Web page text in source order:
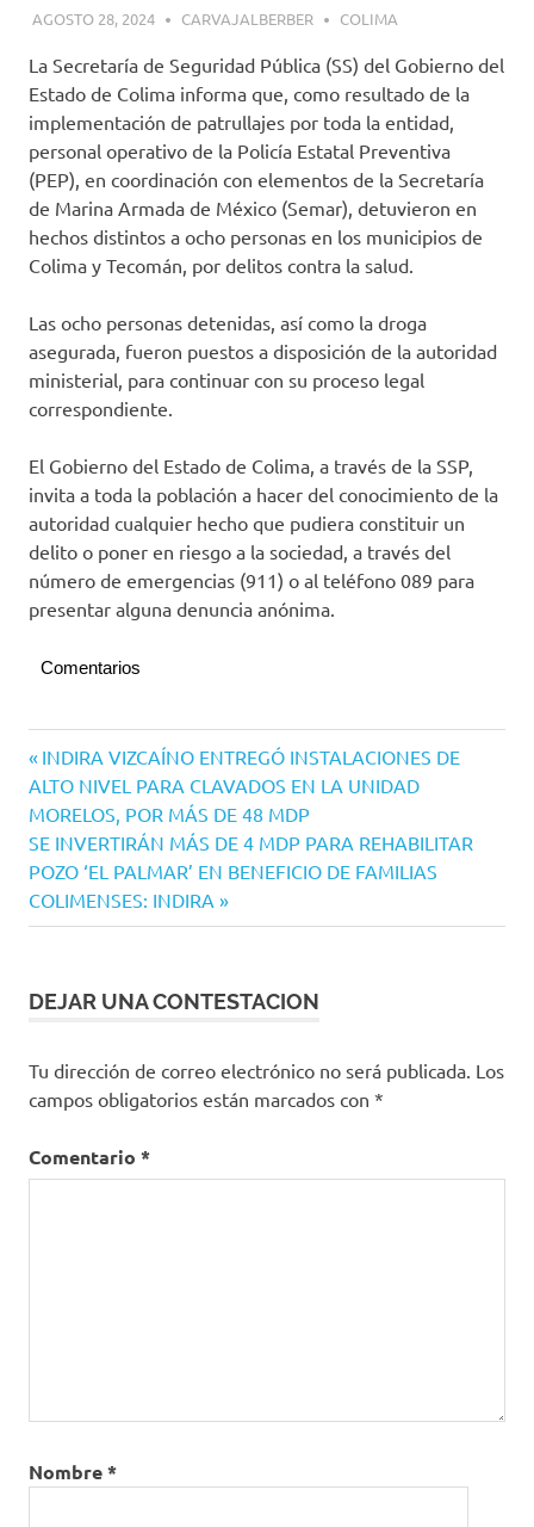
AGOSTO 28, 2024 CARVAJALBERBER COLIMA
La Secretaría de Seguridad Pública (SS) del Gobierno del
Estado de Colima informa que, como resultado de la
implementación de patrullajes por toda la entidad,
personal operativo de la Policía Estatal Preventiva
(PEP), en coordinación con elementos de la Secretaría
de Marina Armada de México (Semar), detuvieron en
hechos distintos a ocho personas en los municipios de
Colima y Tecomán, por delitos contra la salud.
Las ocho personas detenidas, así como la droga
asegurada, fueron puestos a disposición de la autoridad
ministerial, para continuar con su proceso legal
correspondiente.
El Gobierno del Estado de Colima, a través de la SSP,
invita a toda la población a hacer del conocimiento de la
autoridad cualquier hecho que pudiera constituir un
delito o poner en riesgo a la sociedad, a través del
número de emergencias (911) o al teléfono 089 para
presentar alguna denuncia anónima.
Comentarios
Navegación
de
entradas
Entrada
anterior:
INDIRA VIZCAÍNO ENTREGÓ INSTALACIONES DE
ALTO NIVEL PARA CLAVADOS EN LA UNIDAD
MORELOS, POR MÁS DE 48 MDP
Siguiente
entrada:
SE INVERTIRÁN MÁS DE 4 MDP PARA REHABILITAR
POZO ‘EL PALMAR’ EN BENEFICIO DE FAMILIAS
COLIMENSES: INDIRA
DEJAR UNA CONTESTACION
Tu dirección de correo electrónico no será publicada. Los
campos obligatorios están marcados con *
Comentario *
Nombre*